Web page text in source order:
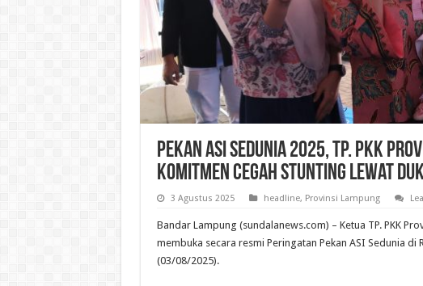
Pekan ASI Sedunia 2025, TP. PKK
Komitmen Cegah Stunting Lewat
3 Agustus 2025 headline, Provinsi Lampung
Bandar Lampung (sundalanews.com) – Ketua TP. PKK
membuka secara resmi Peringatan Pekan ASI Sedunia
(03/08/2025).